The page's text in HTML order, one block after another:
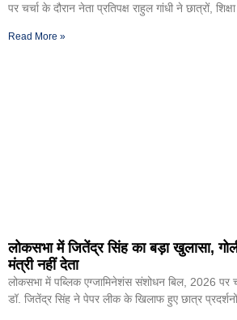
पर चर्चा के दौरान नेता प्रतिपक्ष राहुल गांधी ने छात्रों,
Read More »
लोकसभा में जितेंद्र सिंह का बड़ा खुलासा,
मंत्री नहीं देता
लोकसभा में पब्लिक एग्जामिनेशंस संशोधन बिल, 2026 पर
डॉ. जितेंद्र सिंह ने पेपर लीक के खिलाफ हुए छात्र